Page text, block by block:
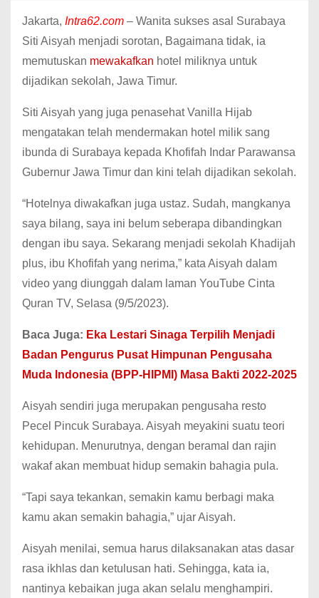
Jakarta, Intra62.com – Wanita sukses asal Surabaya
Siti Aisyah menjadi sorotan, Bagaimana tidak, ia
memutuskan mewakafkan hotel miliknya untuk
dijadikan sekolah, Jawa Timur.
Siti Aisyah yang juga penasehat Vanilla Hijab
mengatakan telah mendermakan hotel milik sang
ibunda di Surabaya kepada Khofifah Indar Parawansa
Gubernur Jawa Timur dan kini telah dijadikan sekolah.
“Hotelnya diwakafkan juga ustaz. Sudah, mangkanya
saya bilang, saya ini belum seberapa dibandingkan
dengan ibu saya. Sekarang menjadi sekolah Khadijah
plus, ibu Khofifah yang nerima,” kata Aisyah dalam
video yang diunggah dalam laman YouTube Cinta
Quran TV, Selasa (9/5/2023).
Baca Juga: Eka Lestari Sinaga Terpilih Menjadi
Badan Pengurus Pusat Himpunan Pengusaha
Muda Indonesia (BPP-HIPMI) Masa Bakti 2022-2025
Aisyah sendiri juga merupakan pengusaha resto
Pecel Pincuk Surabaya. Aisyah meyakini suatu teori
kehidupan. Menurutnya, dengan beramal dan rajin
wakaf akan membuat hidup semakin bahagia pula.
“Tapi saya tekankan, semakin kamu berbagi maka
kamu akan semakin bahagia,” ujar Aisyah.
Aisyah menilai, semua harus dilaksanakan atas dasar
rasa ikhlas dan ketulusan hati. Sehingga, kata ia,
nantinya kebaikan juga akan selalu menghampiri.